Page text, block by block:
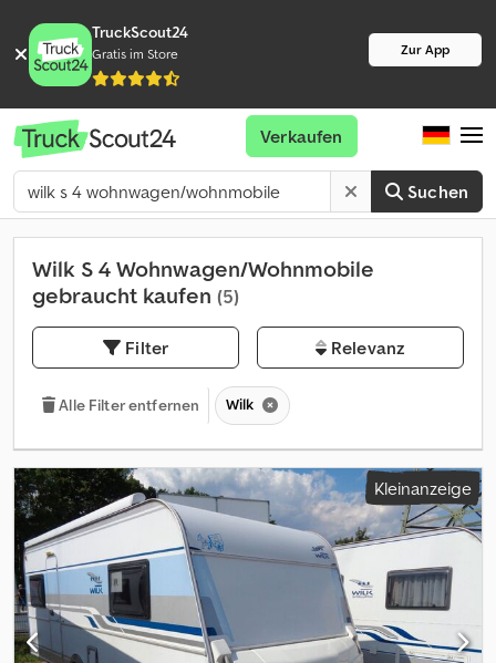
TruckScout24
Gratis im Store Zur App
Suchen
Verkaufen
Wilk S 4 Wohnwagen/Wohnmobile
gebraucht kaufen (5)
Filter Relevanz
Alle Filter entfernen Wilk
Kleinanzeige